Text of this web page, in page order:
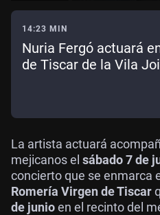
14:23 MIN
Nuria Fergó actuará
de Tiscar de la Vila
La artista actuará
mejicanos el sábado 7 de
concierto que se enmarca
Romería Virgen de Tiscar
de junioen el recinto del